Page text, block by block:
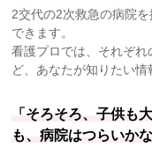
2交代の2次救急の病院
できます。
看護プロでは、それぞ
ど、あなたが知りたい情
「そろそろ、子供も
も、病院はつらいか